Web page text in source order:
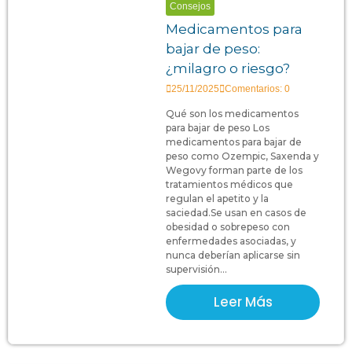
Consejos
Medicamentos para
bajar de peso:
¿milagro o riesgo?
25/11/2025 Comentarios: 0
Qué son los medicamentos
para bajar de peso Los
medicamentos para bajar de
peso como Ozempic, Saxenda y
Wegovy forman parte de los
tratamientos médicos que
regulan el apetito y la
saciedad.Se usan en casos de
obesidad o sobrepeso con
enfermedades asociadas, y
nunca deberían aplicarse sin
supervisión...
Leer Más